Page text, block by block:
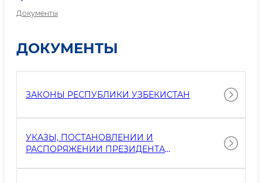
Документы
ДОКУМЕНТЫ
ЗАКОНЫ РЕСПУБЛИКИ УЗБЕКИСТАН
УКАЗЫ, ПОСТАНОВЛЕНИИ И
РАСПОРЯЖЕНИИ ПРЕЗИДЕНТА